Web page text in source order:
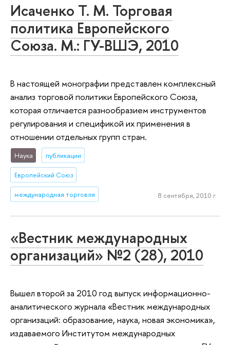
Исаченко Т. М. Торговая
политика Европейского
Союза. М.: ГУ-ВШЭ, 2010
В настоящей монографии представлен комплексный
анализ торговой политики Европейского Союза,
которая отличается разнообразием инструментов
регулирования и спецификой их применения в
отношении отдельных групп стран.
Наука публикации
Европейский Союз
международная торговля 8 сентября, 2010 г.
«Вестник международных
организаций» №2 (28), 2010
Вышел второй за 2010 год выпуск информационно-
аналитического журнала «Вестник международных
организаций: образование, наука, новая экономика»,
издаваемого Институтом международных